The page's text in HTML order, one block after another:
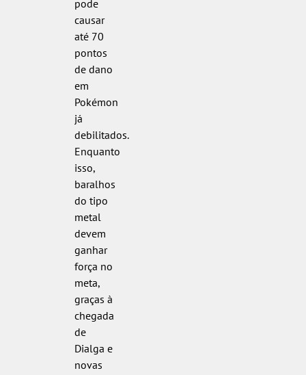
pode
causar
até 70
pontos
de dano
em
Pokémon
já
debilitados.
Enquanto
isso,
baralhos
do tipo
metal
devem
ganhar
força no
meta,
graças à
chegada
de
Dialga e
novas